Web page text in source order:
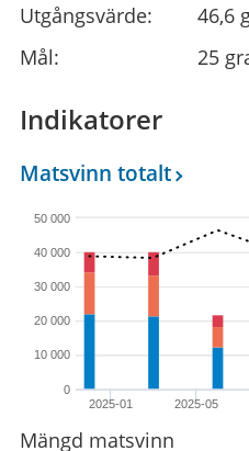
Utgångsvärde:
46,6
Mål:
25
Indikatorer
2025-01 2025-05
0
10 000
20 000
30 000
40 000
50 000
Matsvinn totalt
Mängd matsvinn